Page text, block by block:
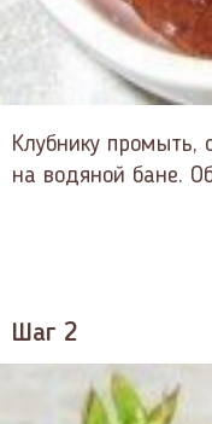
Клубнику промыть,
на водяной бане.
Шаг 2